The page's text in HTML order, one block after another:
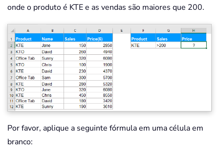
onde o produto é KTE e as vendas são maiores que 200.
Por favor, aplique a seguinte fórmula em uma célula em
branco: